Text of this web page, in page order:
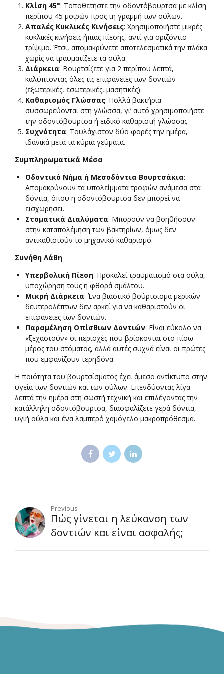
Κλίση 45°: Τοποθετήστε την οδοντόβουρτσα με κλίση
περίπου 45 μοιρών προς τη γραμμή των ούλων.
Απαλές Κυκλικές Κινήσεις: Χρησιμοποιήστε μικρές
κυκλικές κινήσεις ήπιας πίεσης, αντί για οριζόντιο
τρίψιμο. Έτσι, απομακρύνετε αποτελεσματικά την πλάκα
χωρίς να τραυματίζετε τα ούλα.
Διάρκεια: Βουρτσίζετε για 2 περίπου λεπτά,
καλύπτοντας όλες τις επιφάνειες των δοντιών
(εξωτερικές, εσωτερικές, μασητικές).
Καθαρισμός Γλώσσας: Πολλά βακτήρια
συσσωρεύονται στη γλώσσα, γι’ αυτό χρησιμοποιήστε
την οδοντόβουρτσα ή ειδικό καθαριστή γλώσσας.
Συχνότητα: Τουλάχιστον δύο φορές την ημέρα,
ιδανικά μετά τα κύρια γεύματα.
Συμπληρωματικά Μέσα
Οδοντικό Νήμα ή Μεσοδόντια Βουρτσάκια:
Απομακρύνουν τα υπολείμματα τροφών ανάμεσα στα
δόντια, όπου η οδοντόβουρτσα δεν μπορεί να
εισχωρήσει.
Στοματικά Διαλύματα: Μπορούν να βοηθήσουν
στην καταπολέμηση των βακτηρίων, όμως δεν
αντικαθιστούν το μηχανικό καθαρισμό.
Συνήθη Λάθη
Υπερβολική Πίεση: Προκαλεί τραυματισμό στα ούλα,
υποχώρηση τους ή φθορά σμάλτου.
Μικρή Διάρκεια: Ένα βιαστικό βούρτσισμα μερικών
δευτερολέπτων δεν αρκεί για να καθαριστούν οι
επιφάνειες των δοντιών.
Παραμέληση Οπίσθιων Δοντιών: Είναι εύκολο να
«ξεχαστούν» οι περιοχές που βρίσκονται στο πίσω
μέρος του στόματος, αλλά αυτές συχνά είναι οι πρώτες
που εμφανίζουν τερηδόνα.
Η ποιότητα του βουρτσίσματος έχει άμεσο αντίκτυπο στην
υγεία των δοντιών και των ούλων. Επενδύοντας λίγα
λεπτά την ημέρα στη σωστή τεχνική και επιλέγοντας την
κατάλληλη οδοντόβουρτσα, διασφαλίζετε γερά δόντια,
υγιή ούλα και ένα λαμπερό χαμόγελο μακροπρόθεσμα.
Previous
Πώς γίνεται η λεύκανση των
δοντιών και είναι ασφαλής;